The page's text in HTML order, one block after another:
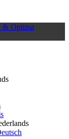
& Optima